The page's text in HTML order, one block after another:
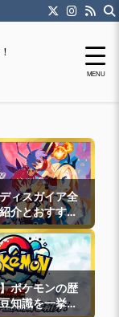
ィスガイア全
介とおすすめ
ポケモンの歴
知識を一挙紹